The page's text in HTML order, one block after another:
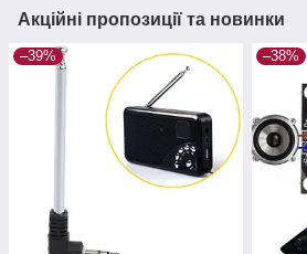
Акційні пропозиції та новинки
–39% –38%